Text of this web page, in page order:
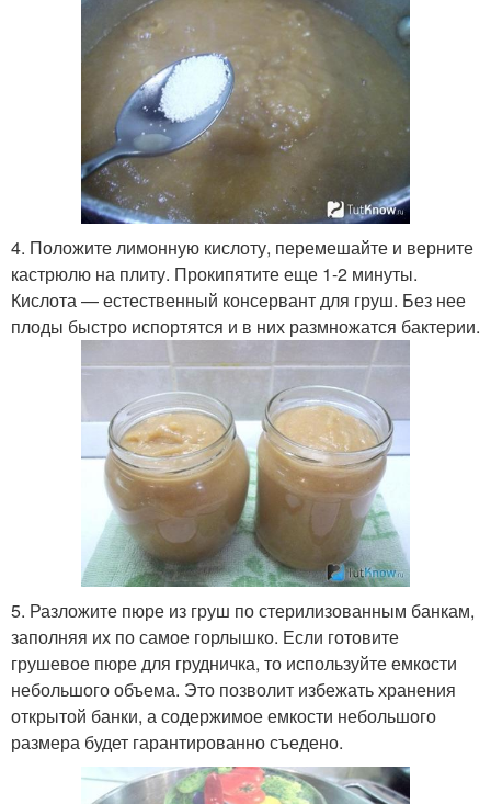
4. Положите лимонную кислоту, перемешайте и верните
кастрюлю на плиту. Прокипятите еще 1-2 минуты.
Кислота — естественный консервант для груш. Без нее
плоды быстро испортятся и в них размножатся бактерии.
5. Разложите пюре из груш по стерилизованным банкам,
заполняя их по самое горлышко. Если готовите
грушевое пюре для грудничка, то используйте емкости
небольшого объема. Это позволит избежать хранения
открытой банки, а содержимое емкости небольшого
размера будет гарантированно съедено.